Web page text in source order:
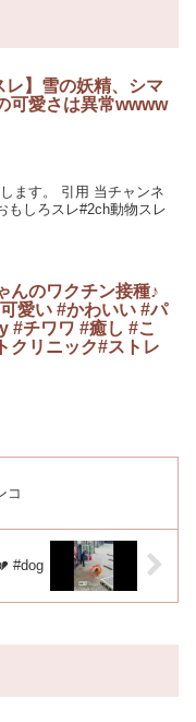
レ】雪の妖精、シマ
可愛さは異常wwww
ます。 引用 当チャンネ
もしろスレ#2ch動物スレ
んのワクチン接種♪
愛い #かわいい #パ
#チワワ #癒し #こ
クリニック#ストレ
コ
#dog